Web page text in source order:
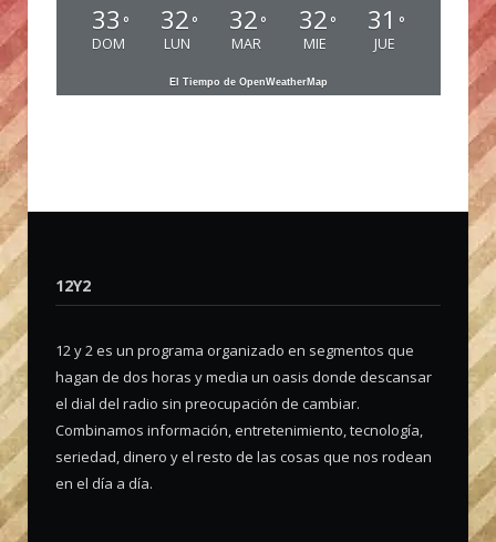
33 °
DOM
32 °
LUN
32 °
MAR
32 °
MIE
31 °
JUE
El Tiempo de OpenWeatherMap
12Y2
12 y 2 es un programa organizado en segmentos que
hagan de dos horas y media un oasis donde descansar
el dial del radio sin preocupación de cambiar.
Combinamos información, entretenimiento, tecnología,
seriedad, dinero y el resto de las cosas que nos rodean
en el día a día.